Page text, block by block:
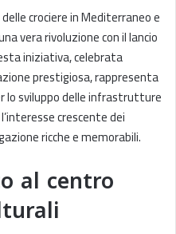
crociere in Mediterraneo e
vera rivoluzione con il lancio
iniziativa, celebrata
prestigiosa, rappresenta
sviluppo delle infrastrutture
crescente dei
ricche e memorabili.
al centro